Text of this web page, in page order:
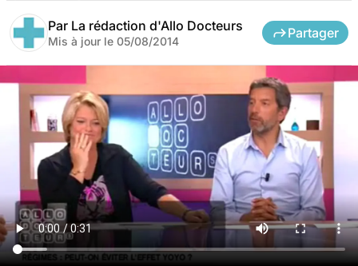
Par La rédaction d'Allo Docteurs
Mis à jour le 05/08/2014
Partager